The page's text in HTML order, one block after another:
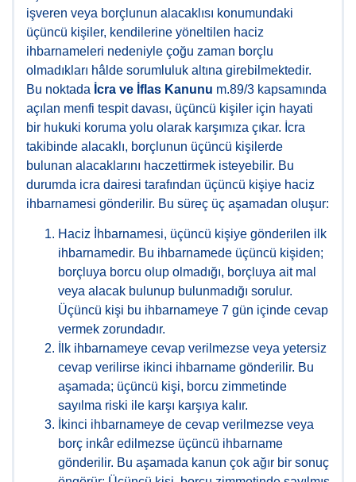
işveren veya borçlunun alacaklısı konumundaki
üçüncü kişiler, kendilerine yöneltilen haciz
ihbarnameleri nedeniyle çoğu zaman borçlu
olmadıkları hâlde sorumluluk altına girebilmektedir.
Bu noktada İcra ve İflas Kanunu m.89/3 kapsamında
açılan menfi tespit davası, üçüncü kişiler için hayati
bir hukuki koruma yolu olarak karşımıza çıkar. İcra
takibinde alacaklı, borçlunun üçüncü kişilerde
bulunan alacaklarını haczettirmek isteyebilir. Bu
durumda icra dairesi tarafından üçüncü kişiye haciz
ihbarnamesi gönderilir. Bu süreç üç aşamadan oluşur:
Haciz İhbarnamesi, üçüncü kişiye gönderilen ilk
ihbarnamedir. Bu ihbarnamede üçüncü kişiden;
borçluya borcu olup olmadığı, borçluya ait mal
veya alacak bulunup bulunmadığı sorulur.
Üçüncü kişi bu ihbarnameye 7 gün içinde cevap
vermek zorundadır.
İlk ihbarnameye cevap verilmezse veya yetersiz
cevap verilirse ikinci ihbarname gönderilir. Bu
aşamada; üçüncü kişi, borcu zimmetinde
sayılma riski ile karşı karşıya kalır.
İkinci ihbarnameye de cevap verilmezse veya
borç inkâr edilmezse üçüncü ihbarname
gönderilir. Bu aşamada kanun çok ağır bir sonuç